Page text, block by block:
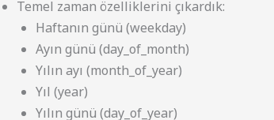
Temel zaman özelliklerini çıkardık:
Haftanın günü (weekday)
Ayın günü (day_of_month)
Yılın ayı (month_of_year)
Yıl (year)
Yılın günü (day_of_year)